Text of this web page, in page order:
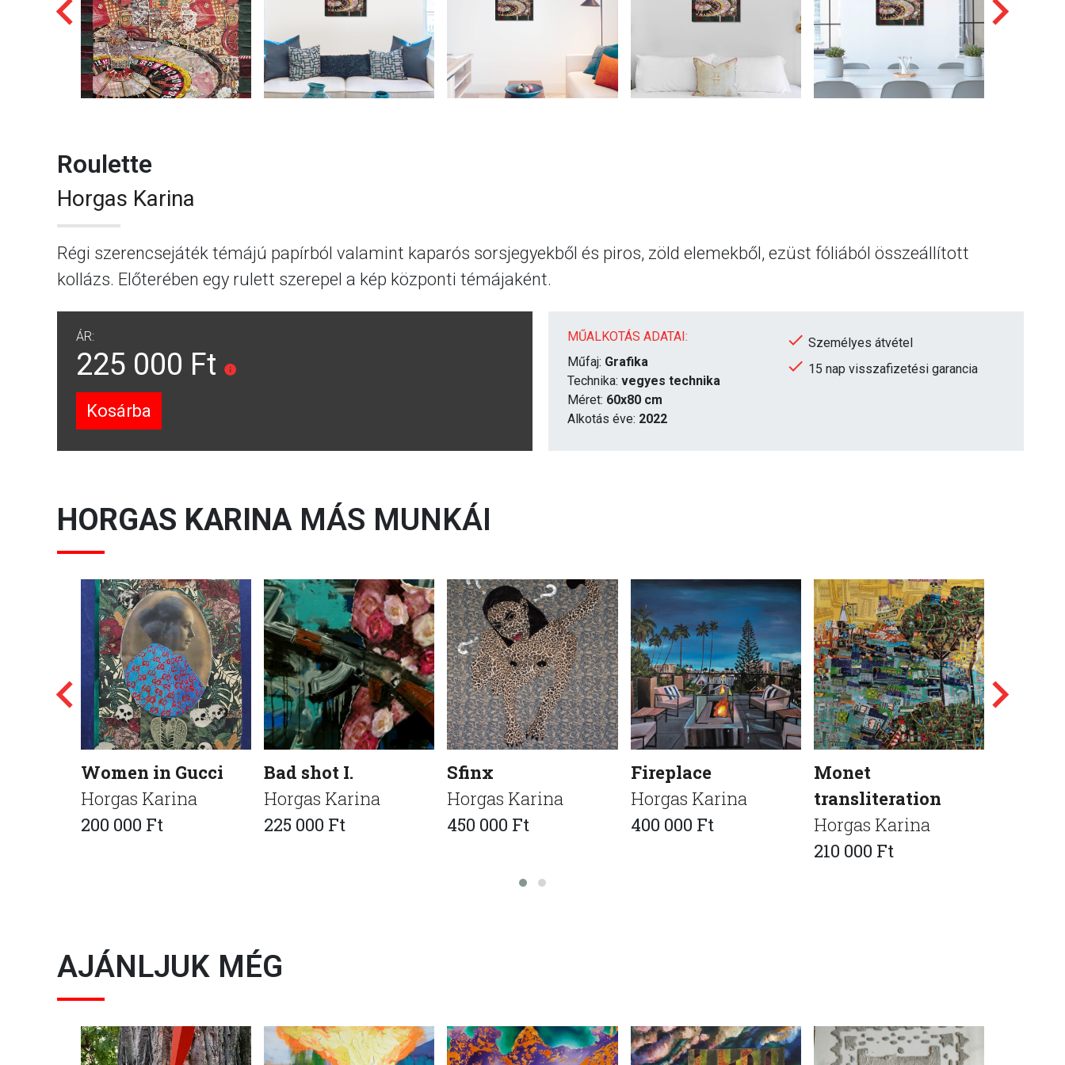
Roulette
Horgas Karina
Régi szerencsejáték témájú papírból valamint kaparós sorsjegyekből és piros, zöld elemekből, ezüst fóliából összeállított
kollázs. Előterében egy rulett szerepel a kép központi témájaként.
ÁR:
225 000 Ft
Kosárba
MŰALKOTÁS ADATAI:
Műfaj: Grafika
Technika: vegyes technika
Méret: 60x80 cm
Alkotás éve: 2022
Személyes átvétel
15 nap visszafizetési garancia
HORGAS KARINA MÁS MUNKÁI
Women in Gucci
Horgas Karina
200 000 Ft
Bad shot I.
Horgas Karina
225 000 Ft
Sfinx
Horgas Karina
450 000 Ft
Fireplace
Horgas Karina
400 000 Ft
Monet
transliteration
Horgas Karina
210 000 Ft
AJÁNLJUK MÉG